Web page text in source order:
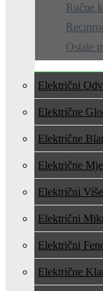
Ručne
Ostale
Električni
Električne
Električne
Električne
Električni
Električni
Električni
Električne